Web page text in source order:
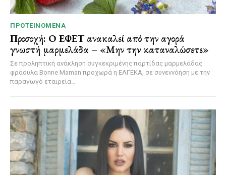
ΠΡΟΤΕΙΝΌΜΕΝΑ
Προσοχή: Ο ΕΦΕΤ ανακαλεί από την αγορά
γνωστή μαρμελάδα – «Μην την καταναλώσετε»
Σε προληπτική ανάκληση συγκεκριμένης παρτίδας μαρμελάδας
φράουλα Bonne Maman προχωρά η ΕΛΓΕΚΑ, σε συνεννόηση με την
παραγωγό εταιρεία...